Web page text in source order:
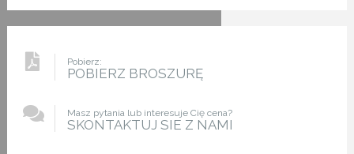
Pobierz:
POBIERZ BROSZURĘ
Masz pytania lub interesuje Cię cena?
SKONTAKTUJ SIE Z NAMI